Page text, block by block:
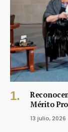
Mérito
13 julio, 2026